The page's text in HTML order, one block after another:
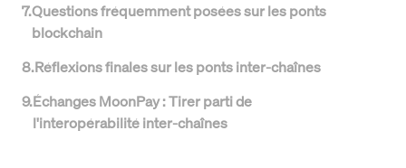
7.Questions fréquemment posées sur les ponts
blockchain
8.Réflexions finales sur les ponts inter-chaînes
9.Échanges MoonPay : Tirer parti de
l'interopérabilité inter-chaînes